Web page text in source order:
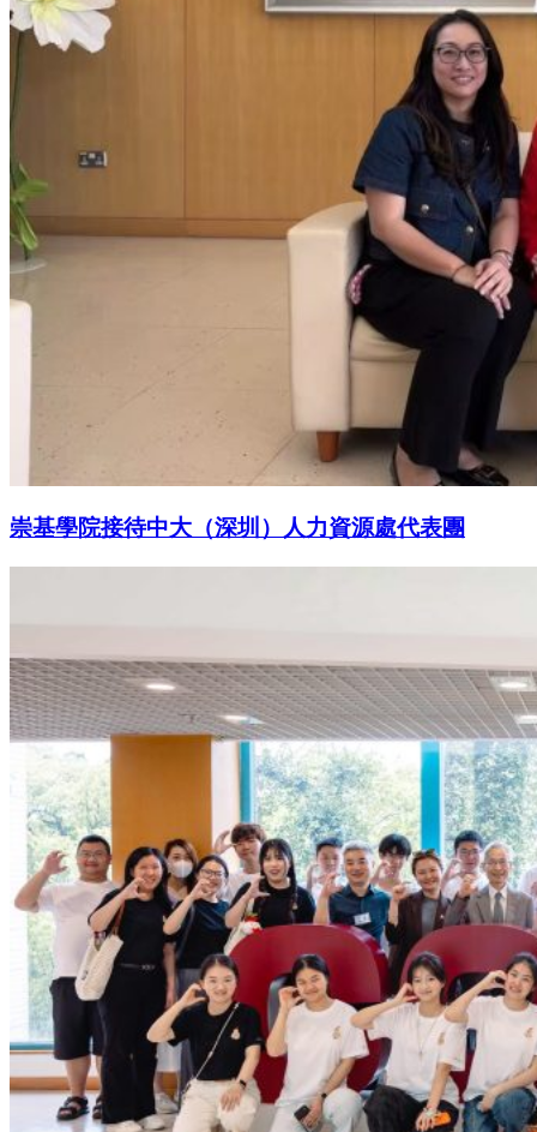
崇基學院接待中大（深圳）人力資源處代表團